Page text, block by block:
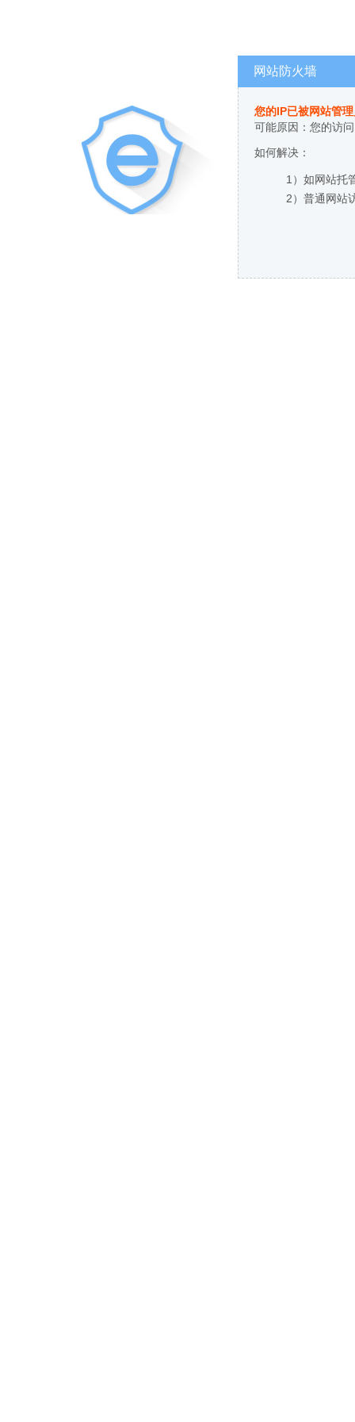
网站防火墙
您的IP已被网站管
可能原因：您的访
如何解决：
1）如网站托
2）普通网站